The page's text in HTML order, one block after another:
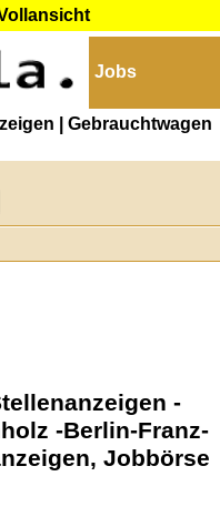
Jobs
| Gebrauchtwagen
-
-Berlin-Franz-
Jobbörse